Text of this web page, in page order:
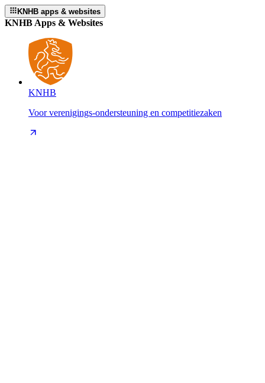
KNHB apps & websites
KNHB Apps & Websites
KNHB
Voor verenigings-ondersteuning en competitiezaken